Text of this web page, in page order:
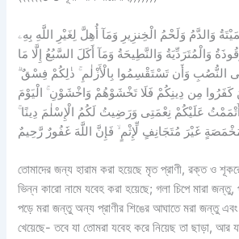
وَالدَّمُ وَلَحْمُ الْخِنزِيرِ وَمَآ أُهِلَّ لِغَيْرِ اللَّهِ بِهِۦ
وَالْمُتَرَدِّيَةُ وَالنَّطِيحَةُ وَمَآ أَكَلَ السَّبُعُ إِلَّا مَا
النُّصُبِ وَأَن تَسْتَقْسِمُوا بِالْأَزْلٰمِ ۚ ذٰلِكُمْ فِسْقٌ
كَفَرُوا مِن دِينِكُمْ فَلَا تَخْشَوْهُمْ وَاخْشَوْنِ ۚ الْيَوْمَ
عَلَيْكُمْ نِعْمَتِى وَرَضِيتُ لَكُمُ الْإِسْلٰمَ دِينًا
غَيْرَ مُتَجَانِفٍ لِّإِثْمٍ ۙ فَإِنَّ اللَّهَ غَفُورٌ رَّحِيمٌ
তোমাদের জন্য হারাম করা হয়েছে মৃত প্রাণী, রক্ত ও
ভিন্ন কারো নামে যবেহ করা হয়েছে; গলা চিপে মারা
পড়ে মরা জন্তু অন্য প্রাণীর শিঙের আঘাতে মরা জন্তু
খেয়েছে- তবে যা তোমরা যবেহ করে নিয়েছ তা ছাড়া, আর যা